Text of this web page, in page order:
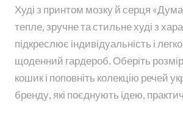
Худі з принтом мозку й серця
тепле, зручне та стильне худі з
підкреслює індивідуальність і
щоденний гардероб. Оберіть
кошик і поповніть колекцію речей
бренду, які поєднують ідею,